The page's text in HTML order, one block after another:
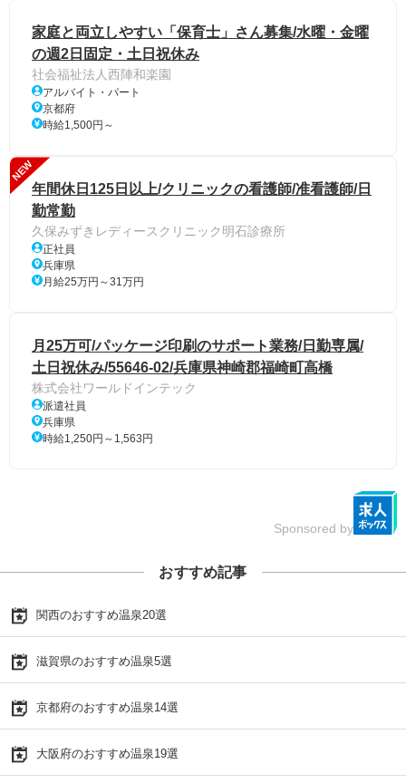
家庭と両立しやすい「保育士」さん募集/水曜・金曜
の週2日固定・土日祝休み
社会福祉法人西陣和楽園
アルバイト・パート
京都府
時給1,500円～
NEW
年間休日125日以上/クリニックの看護師/准看護師/日
勤常勤
久保みずきレディースクリニック明石診療所
正社員
兵庫県
月給25万円～31万円
月25万可/パッケージ印刷のサポート業務/日勤専属/
土日祝休み/55646-02/兵庫県神崎郡福崎町高橋
株式会社ワールドインテック
派遣社員
兵庫県
時給1,250円～1,563円
Sponsored by
おすすめ記事
関西のおすすめ温泉20選
滋賀県のおすすめ温泉5選
京都府のおすすめ温泉14選
大阪府のおすすめ温泉19選